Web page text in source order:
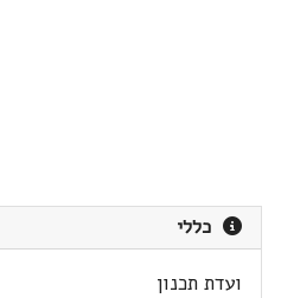
כללי
ועדת תכנון